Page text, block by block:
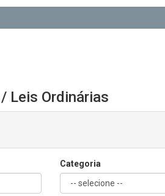
Leis Ordinárias
Categoria